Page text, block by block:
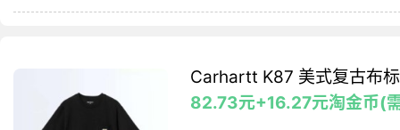
Carhartt K87 美式复古布
82.73元+16.27元淘金币(